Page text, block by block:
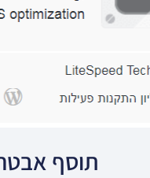
תוסף